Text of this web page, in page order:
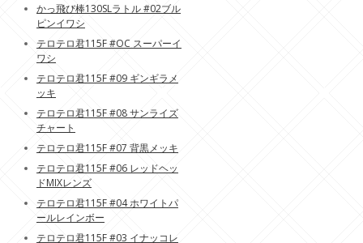
かっ飛び棒130SLラトル #02ブル
ピンイワシ
テロテロ君115F #OC スーパーイ
ワシ
テロテロ君115F #09 ギンギラメ
ッキ
テロテロ君115F #08 サンライズ
チャート
テロテロ君115F #07 背黒メッキ
テロテロ君115F #06 レッドヘッ
ドMIXレンズ
テロテロ君115F #04 ホワイトパ
ールレインボー
テロテロ君115F #03 イナッコレ